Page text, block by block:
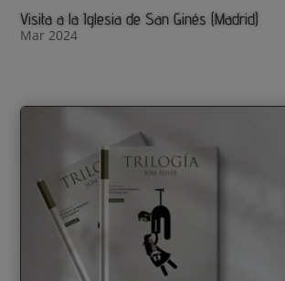
Visita a la Iglesia de San Ginés (Madrid)
Mar 2024